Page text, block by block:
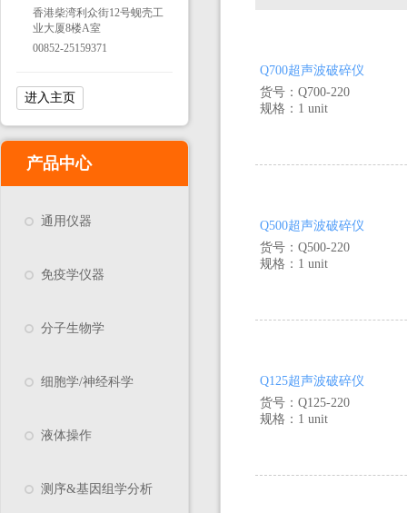
香港柴湾利众街12号蚬壳工
业大厦8楼A室
00852-25159371
进入主页
产品中心
通用仪器
免疫学仪器
分子生物学
细胞学/神经科学
液体操作
测序&基因组学分析
Q700超声波破碎仪
货号：Q700-220
规格：1 unit
Q500超声波破碎仪
货号：Q500-220
规格：1 unit
Q125超声波破碎仪
货号：Q125-220
规格：1 unit